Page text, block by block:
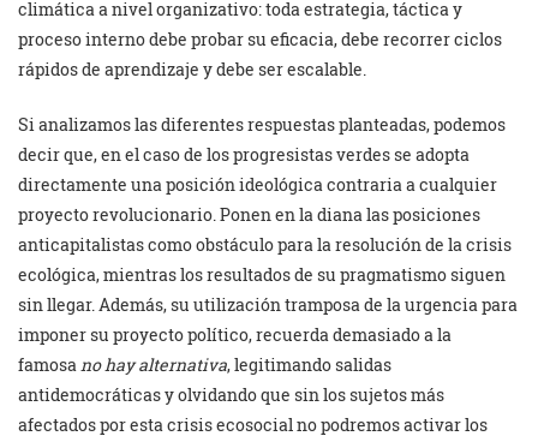
climática a nivel organizativo: toda estrategia, táctica y
proceso interno debe probar su eficacia, debe recorrer ciclos
rápidos de aprendizaje y debe ser escalable.
Si analizamos las diferentes respuestas planteadas, podemos
decir que, en el caso de los progresistas verdes se adopta
directamente una posición ideológica contraria a cualquier
proyecto revolucionario. Ponen en la diana las posiciones
anticapitalistas como obstáculo para la resolución de la crisis
ecológica, mientras los resultados de su pragmatismo siguen
sin llegar. Además, su utilización tramposa de la urgencia para
imponer su proyecto político, recuerda demasiado a la
famosano hay alternativa, legitimando salidas
antidemocráticas y olvidando que sin los sujetos más
afectados por esta crisis ecosocial no podremos activar los